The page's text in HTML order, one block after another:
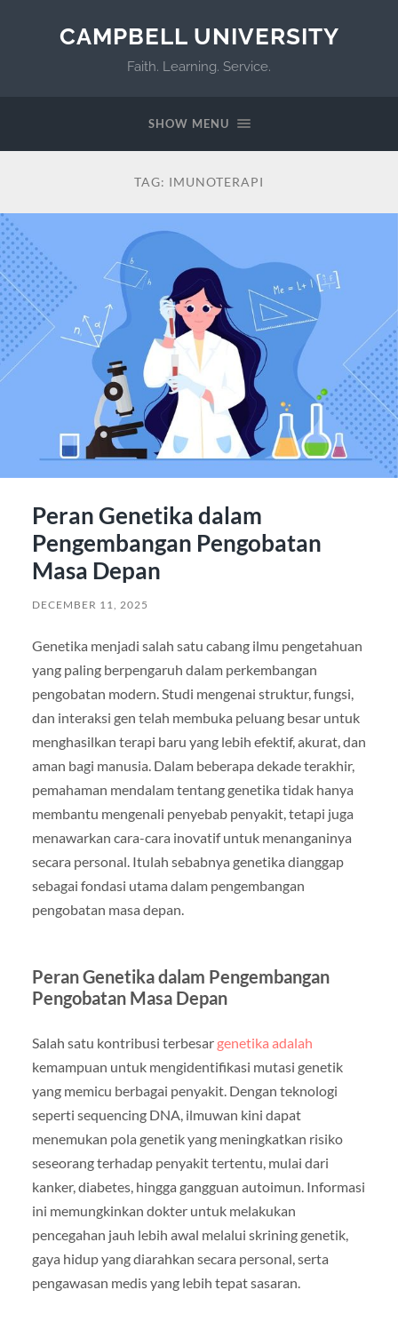
CAMPBELL UNIVERSITY
Faith. Learning. Service.
SHOW MENU
TAG: IMUNOTERAPI
Peran Genetika dalam
Pengembangan Pengobatan
Masa Depan
DECEMBER 11, 2025
Genetika menjadi salah satu cabang ilmu pengetahuan
yang paling berpengaruh dalam perkembangan
pengobatan modern. Studi mengenai struktur, fungsi,
dan interaksi gen telah membuka peluang besar untuk
menghasilkan terapi baru yang lebih efektif, akurat, dan
aman bagi manusia. Dalam beberapa dekade terakhir,
pemahaman mendalam tentang genetika tidak hanya
membantu mengenali penyebab penyakit, tetapi juga
menawarkan cara-cara inovatif untuk menanganinya
secara personal. Itulah sebabnya genetika dianggap
sebagai fondasi utama dalam pengembangan
pengobatan masa depan.
Peran Genetika dalam Pengembangan
Pengobatan Masa Depan
Salah satu kontribusi terbesar genetika adalah
kemampuan untuk mengidentifikasi mutasi genetik
yang memicu berbagai penyakit. Dengan teknologi
seperti sequencing DNA, ilmuwan kini dapat
menemukan pola genetik yang meningkatkan risiko
seseorang terhadap penyakit tertentu, mulai dari
kanker, diabetes, hingga gangguan autoimun. Informasi
ini memungkinkan dokter untuk melakukan
pencegahan jauh lebih awal melalui skrining genetik,
gaya hidup yang diarahkan secara personal, serta
pengawasan medis yang lebih tepat sasaran.